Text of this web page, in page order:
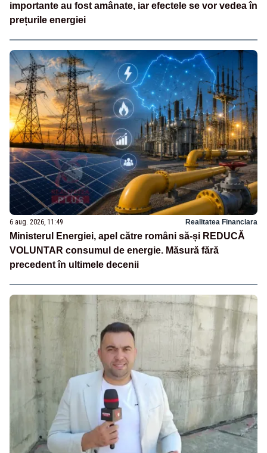
importante au fost amânate, iar efectele se vor vedea în
prețurile energiei
6 aug. 2026, 11:49 Realitatea Financiara
Ministerul Energiei, apel către români să-și REDUCĂ
VOLUNTAR consumul de energie. Măsură fără
precedent în ultimele decenii